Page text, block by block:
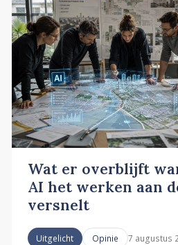
Wat er overblijft
AI het werken aan
versnelt
Uitgelicht Opinie 7 augustus